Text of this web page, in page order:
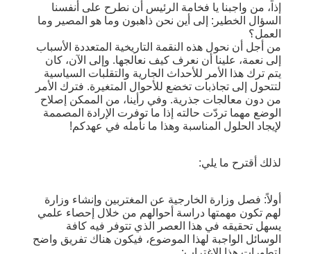
إذاً، من واجبنا يا فخامة الرئيس أن نطرح على أنفسنا
السؤال الخطير: إلى أين نحن ذاهبون وما هو المصير وما
العمل؟
من أجل أن نحول هذه النقمة التاريخية المتعددة الأسباب
إلى نعمة، علينا أن نعرف كيف نعالجها. وإلى الآن، كان
يتم ترك هذا الأمر للأحداث الجارية والتقلبات السياسية
لتتحول إلى تجاذبات تخضع للأحوال المتغيرة. فترك الأمر
من دون معالجات جذرية. وفي رأينا، من الممكن إصلاح
الوضع مهما تردّت حالته إذا ما توفرت الإرادة المصممة
لإيجاد الحلول المناسبة وهذا ما نأمله في عهدكم!
لذلك أقترح ما يلي:
أولاً: فصل وزارة الخارجية عن المغتربين وإنشاء وزارة
لهم تكون مهمتها دراسة أحوالهم من خلال إحصاء علمي
يسهل تحقيقه في هذا العصر الذي تتوفر فيه كافة
الوسائل الواجبة لهذا الموضوع، فيكون هناك تفريق واضح